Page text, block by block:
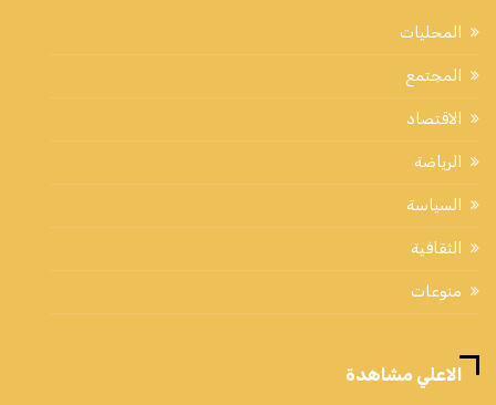
المحليات
المجتمع
الاقتصاد
الرياضة
السياسة
الثقافية
منوعات
الاعلي مشاهدة